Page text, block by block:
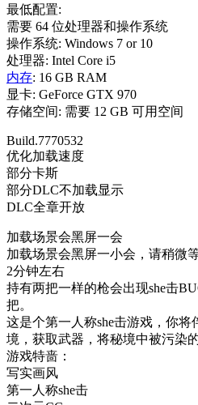
最低配置:
需要 64 位处理器和操作系统
操作系统: Windows 7 or 10
处理器: Intel Core i5
内存: 16 GB RAM
显卡: GeForce GTX 970
存储空间: 需要 12 GB 可用空间
Build.7770532
优化加载速度
部分卡斯
部分DLC不加载显示
DLC全章开放
加载场景会黑屏一会
加载场景会黑屏一小会，请稍微
2分钟左右
持有两把一样的枪会出现she击
把。
这是个第一人称she击游戏，你
境，获取武器，将秘境中被污染
游戏特啬：
写实画风
第一人称she击